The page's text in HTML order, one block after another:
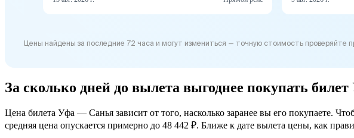
Цены найдены за последние 72 часа и могут измениться — точную стоимость проверяйте
За сколько дней до вылета выгоднее покупать
Цена билета Уфа — Санья зависит от того, насколько заранее вы его покупаете.
средняя цена опускается примерно до 48 442 ₽. Ближе к дате вылета цены, как